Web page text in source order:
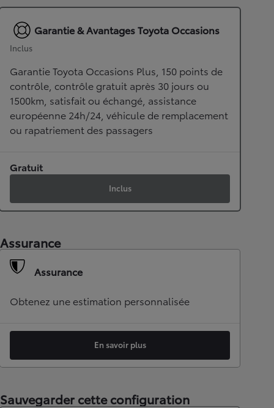
Garantie & Avantages Toyota Occasions
Inclus
Garantie Toyota Occasions Plus, 150 points de
contrôle, contrôle gratuit après 30 jours ou
1500km, satisfait ou échangé, assistance
européenne 24h/24, véhicule de remplacement
ou rapatriement des passagers
Gratuit
Inclus
Assurance
Assurance
Obtenez une estimation personnalisée
En savoir plus
Sauvegarder cette configuration